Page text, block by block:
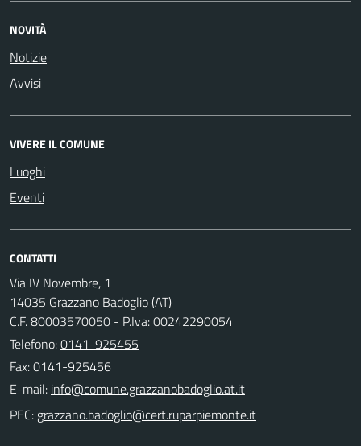
NOVITÀ
Notizie
Avvisi
VIVERE IL COMUNE
Luoghi
Eventi
CONTATTI
Via IV Novembre, 1
14035 Grazzano Badoglio (AT)
C.F. 80003570050 - P.Iva: 00242290054
Telefono:0141-925455
Fax: 0141-925456
E-mail:
PEC: